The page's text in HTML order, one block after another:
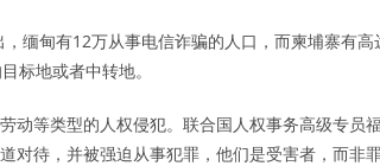
缅甸有12万从事电信诈骗的人口，而柬埔寨有高
标地或者中转地。
动等类型的人权侵犯。联合国人权事务高级专员
对待，并被强迫从事犯罪，他们是受害者，而非